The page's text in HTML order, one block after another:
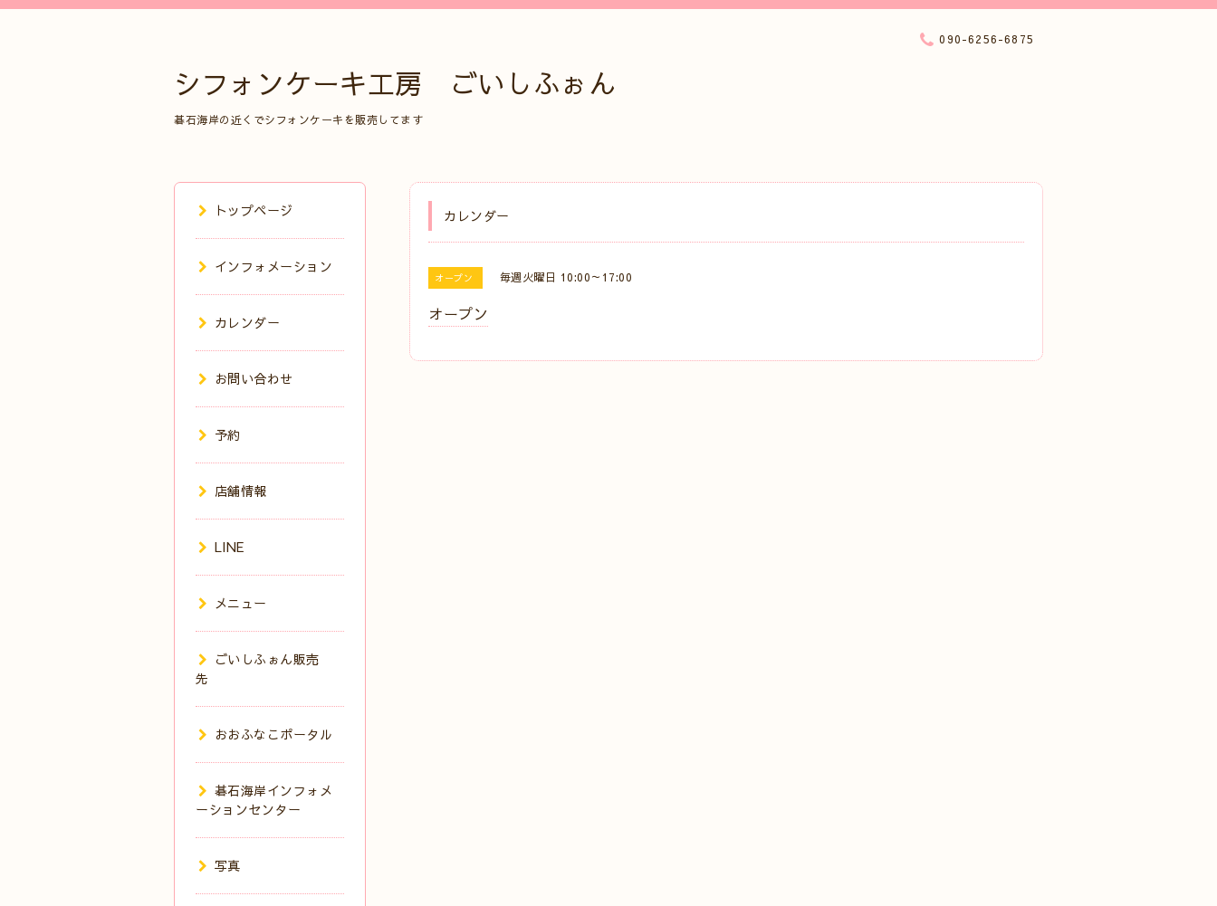
シフォンケーキ工房 ごいしふぉん
碁石海岸の近くでシフォンケーキを販売してます
090-6256-6875
カレンダー
オープン 毎週火曜日 10:00～17:00
オープン
トップページ
インフォメーション
カレンダー
お問い合わせ
予約
店舗情報
LINE
メニュー
ごいしふぉん販売
先
おおふなこポータル
碁石海岸インフォメ
ーションセンター
写真